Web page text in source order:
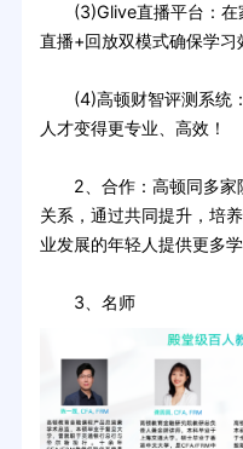
(3)Glive直播平台：在
直播+回放双模式确保学习
(4)高顿财智评测系统：
人才变得更专业、高效！
2、合作：高顿同多家
关系，通过共同提升，培
业发展的年轻人提供更多学
3、名师